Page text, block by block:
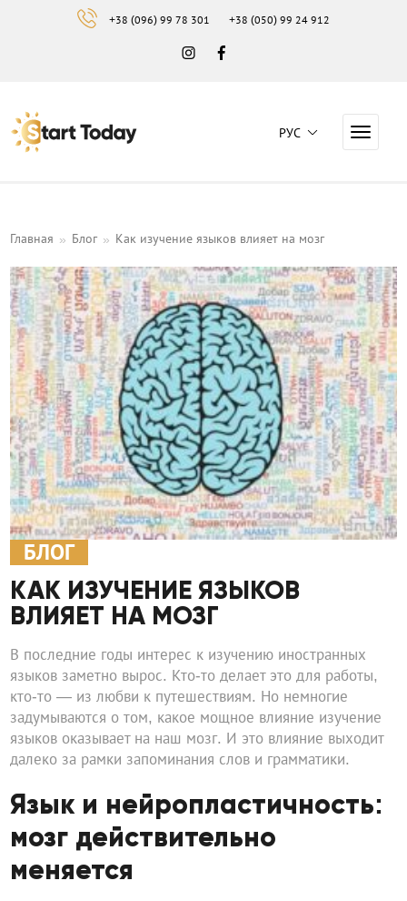
+38 (096) 99 78 301 +38 (050) 99 24 912
Instagram
Навчальний центр "Start Today" РУС
Главная Блог Как изучение языков влияет на мозг
БЛОГ
КАК ИЗУЧЕНИЕ ЯЗЫКОВ
ВЛИЯЕТ НА МОЗГ
В последние годы интерес к изучению иностранных
языков заметно вырос. Кто-то делает это для работы,
кто-то — из любви к путешествиям. Но немногие
задумываются о том, какое мощное влияние изучение
языков оказывает на наш мозг. И это влияние выходит
далеко за рамки запоминания слов и грамматики.
Язык и нейропластичность:
мозг действительно
меняется